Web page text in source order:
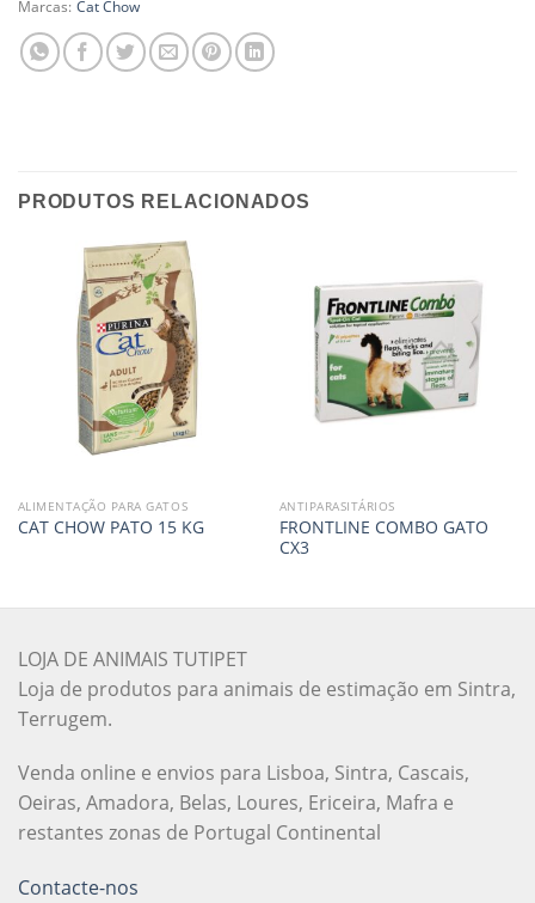
Marcas: Cat Chow
PRODUTOS RELACIONADOS
ALIMENTAÇÃO PARA GATOS
CAT CHOW PATO 15 KG
ANTIPARASITÁRIOS
FRONTLINE COMBO GATO
CX3
LOJA DE ANIMAIS TUTIPET
Loja de produtos para animais de estimação em Sintra,
Terrugem.
Venda online e envios para Lisboa, Sintra, Cascais,
Oeiras, Amadora, Belas, Loures, Ericeira, Mafra e
restantes zonas de Portugal Continental
Contacte-nos